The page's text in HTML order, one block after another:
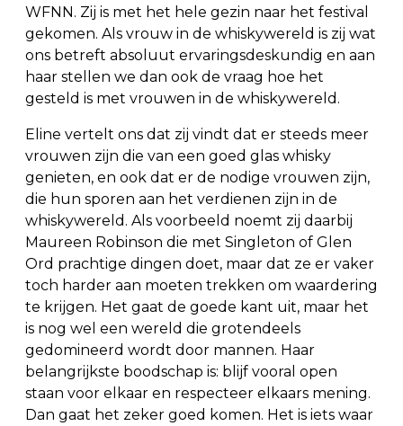
WFNN. Zij is met het hele gezin naar het festival
gekomen. Als vrouw in de whiskywereld is zij wat
ons betreft absoluut ervaringsdeskundig en aan
haar stellen we dan ook de vraag hoe het
gesteld is met vrouwen in de whiskywereld.
Eline vertelt ons dat zij vindt dat er steeds meer
vrouwen zijn die van een goed glas whisky
genieten, en ook dat er de nodige vrouwen zijn,
die hun sporen aan het verdienen zijn in de
whiskywereld. Als voorbeeld noemt zij daarbij
Maureen Robinson die met Singleton of Glen
Ord prachtige dingen doet, maar dat ze er vaker
toch harder aan moeten trekken om waardering
te krijgen. Het gaat de goede kant uit, maar het
is nog wel een wereld die grotendeels
gedomineerd wordt door mannen. Haar
belangrijkste boodschap is: blijf vooral open
staan voor elkaar en respecteer elkaars mening.
Dan gaat het zeker goed komen. Het is iets waar